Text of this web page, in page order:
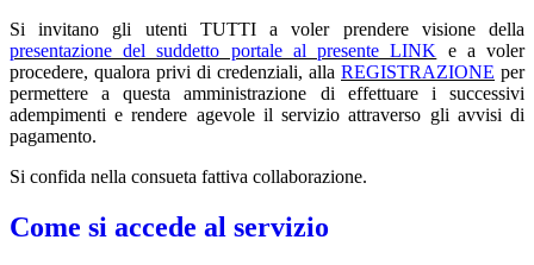
Si invitano gli utenti TUTTI a voler prendere visione della
presentazione del suddetto portale al presente LINK e a voler
procedere, qualora privi di credenziali, alla REGISTRAZIONE per
permettere a questa amministrazione di effettuare i successivi
adempimenti e rendere agevole il servizio attraverso gli avvisi di
pagamento.
Si confida nella consueta fattiva collaborazione.
Come si accede al servizio